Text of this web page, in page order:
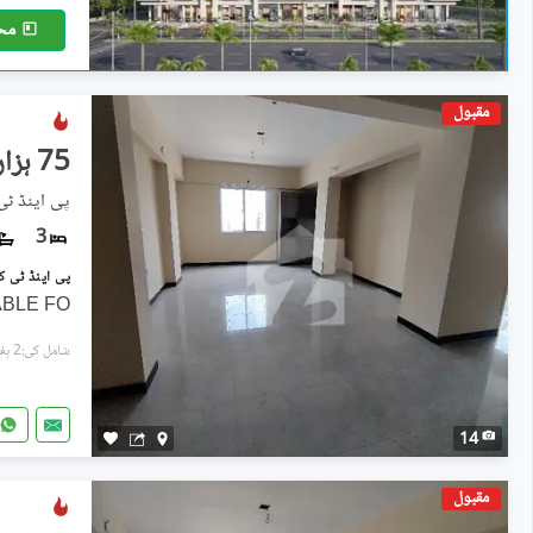
مقبول
14
75 ہزار
پی اینڈ
3
FO
شامل کی:2 ہفتے پہل
مقبول